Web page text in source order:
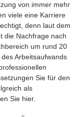
und das
effizienter
hat viel zu
mit neuen Impulsen
heraus zu
und
und Host des
für den Prozess und
Workshops und
des Design
und fördern
Coach hat zwei
Zum einen coacht
von immer mehr
viele eine Karriere
denn laut dem
die Nachfrage nach
um rund 20
Arbeitsaufwands
Sie für den
als
Sie hier.